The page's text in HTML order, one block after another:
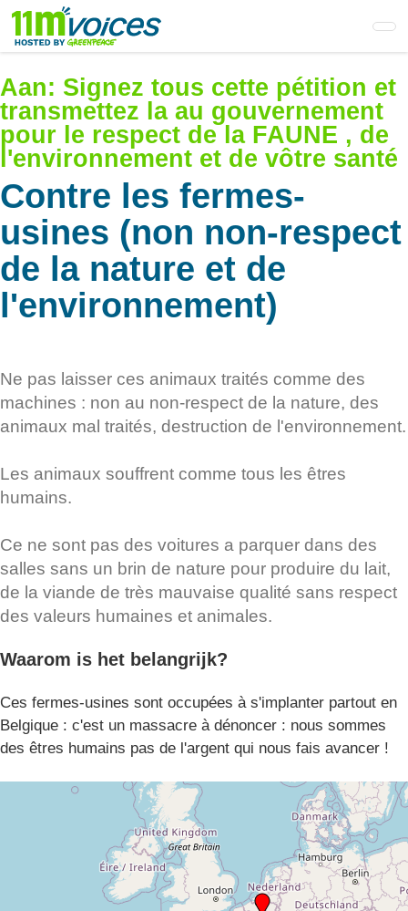
Skip
main
content
Aan: Signez tous cette pétition et
transmettez la au gouvernement
pour le respect de la FAUNE , de
l'environnement et de vôtre santé
Contre les fermes-
usines (non non-respect
de la nature et de
l'environnement)
Ne pas laisser ces animaux traités comme des
machines : non au non-respect de la nature, des
animaux mal traités, destruction de l'environnement.
Les animaux souffrent comme tous les êtres
humains.
Ce ne sont pas des voitures a parquer dans des
salles sans un brin de nature pour produire du lait,
de la viande de très mauvaise qualité sans respect
des valeurs humaines et animales.
Waarom is het belangrijk?
Ces fermes-usines sont occupées à s'implanter partout en
Belgique : c'est un massacre à dénoncer : nous sommes
des êtres humains pas de l'argent qui nous fais avancer !